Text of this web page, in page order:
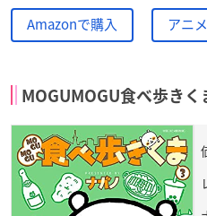
Amazonで購入 アニ
MOGUMOGU食べ歩きく